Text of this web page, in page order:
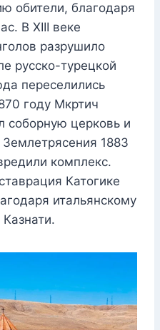
обители, благодаря
В XIII веке
разрушило
русско-турецкой
переселились
году Мкртич
соборную церковь и
1883
комплекс.
Катогике
итальянскому